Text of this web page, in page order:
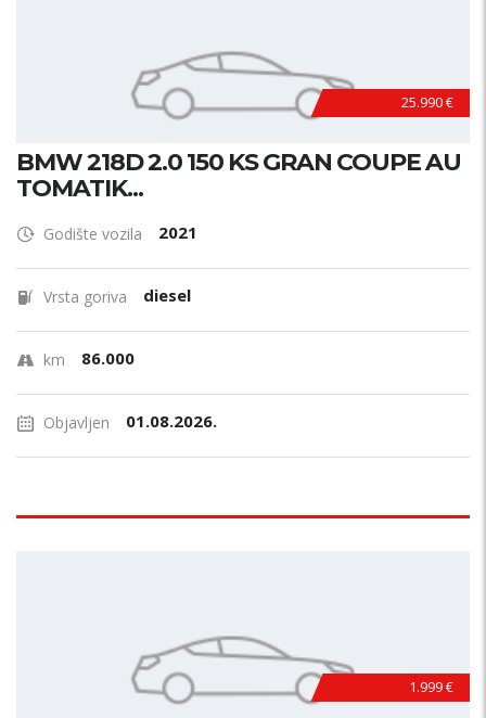
25.990 €
BMW 218D 2.0 150 KS GRAN COUPE AU
TOMATIK...
Godište vozila 2021
Vrsta goriva diesel
km 86.000
Objavljen 01.08.2026.
1.999 €